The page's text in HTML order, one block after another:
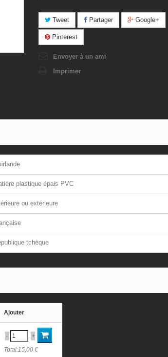
Tweet Partager Google+
Pinterest
Envoyer à un ami
Imprimer
plastique épais PVC
ou extérieure
tchèque
Ajouter
-
+
Total:15,00 €